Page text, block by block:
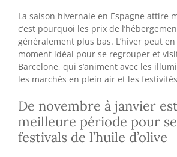
La saison hivernale en Espagne attire
c’est pourquoi les prix de
généralement plus bas. L’hiver peut
moment idéal pour se regrouper et
Barcelone, qui s’animent avec les
les marchés en plein air et les
De novembre à janvier
meilleure période pour
festivals de l’huile d’olive